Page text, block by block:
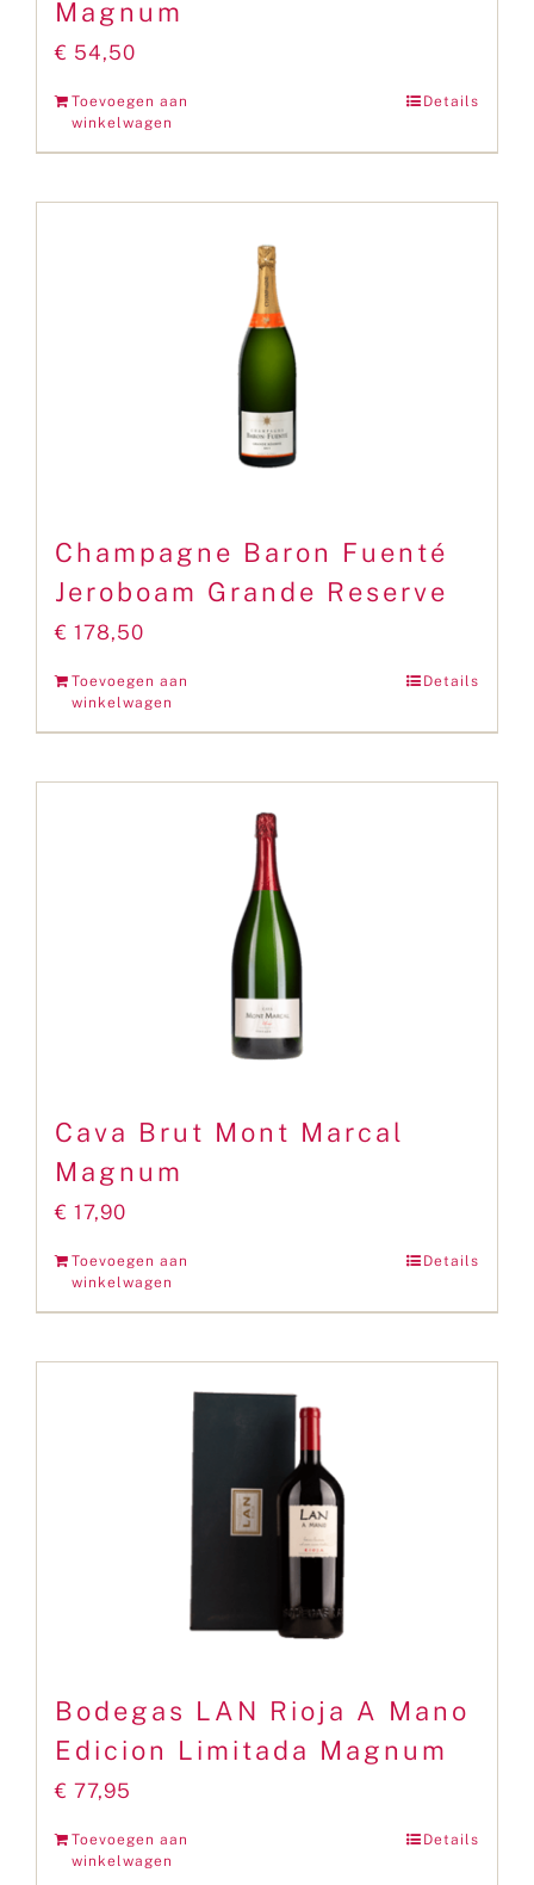
Magnum
€ 54,50
Toevoegen aan
winkelwagen
Details
Champagne Baron Fuenté
Jeroboam Grande Reserve
€ 178,50
Toevoegen aan
winkelwagen
Details
Cava Brut Mont Marcal
Magnum
€ 17,90
Toevoegen aan
winkelwagen
Details
Bodegas LAN Rioja A Mano
Edicion Limitada Magnum
€ 77,95
Toevoegen aan
winkelwagen
Details